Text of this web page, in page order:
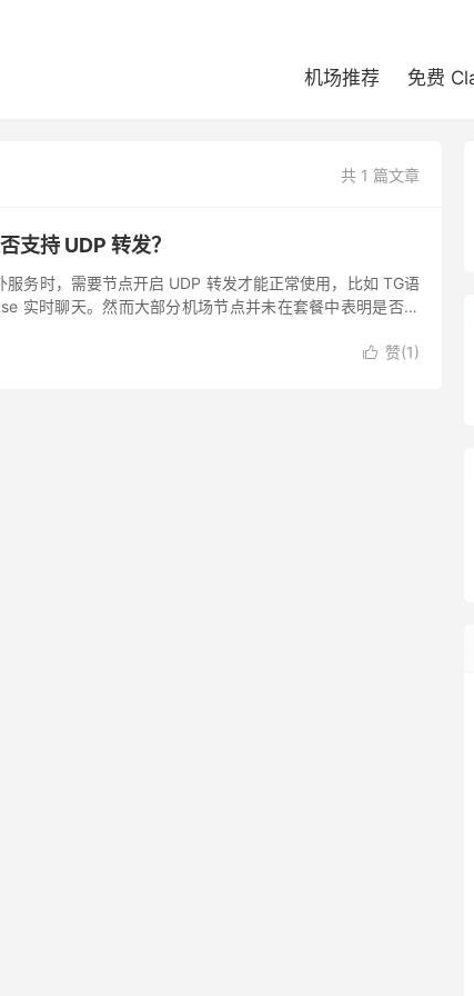
机场推荐 免费
共 1 篇文章
支持 UDP 转发？
服务时，需要节点开启 UDP 转发才能正常使用，比如 TG语
实时聊天。然而大部分机场节点并未在套餐中表明是否支
 赞(1)